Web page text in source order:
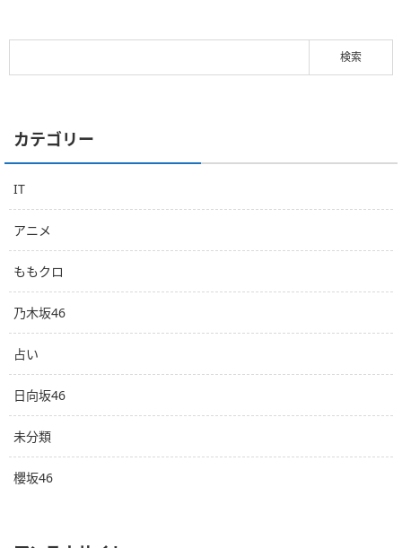
カテゴリー
IT
アニメ
ももクロ
乃木坂46
占い
日向坂46
未分類
櫻坂46